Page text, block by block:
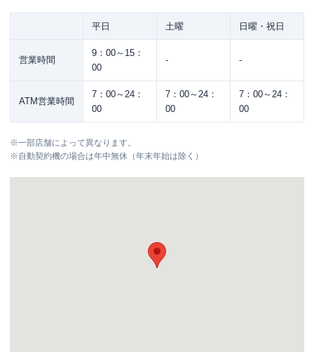
平日 土曜 日曜・祝日
営業時間
9：00～15：
00
- -
ATM営業時間
7：00～24：
00
7：00～24：
00
7：00～24：
00
※一部店舗によって異なります。
※自動契約機の場合は年中無休（年末年始は除く）